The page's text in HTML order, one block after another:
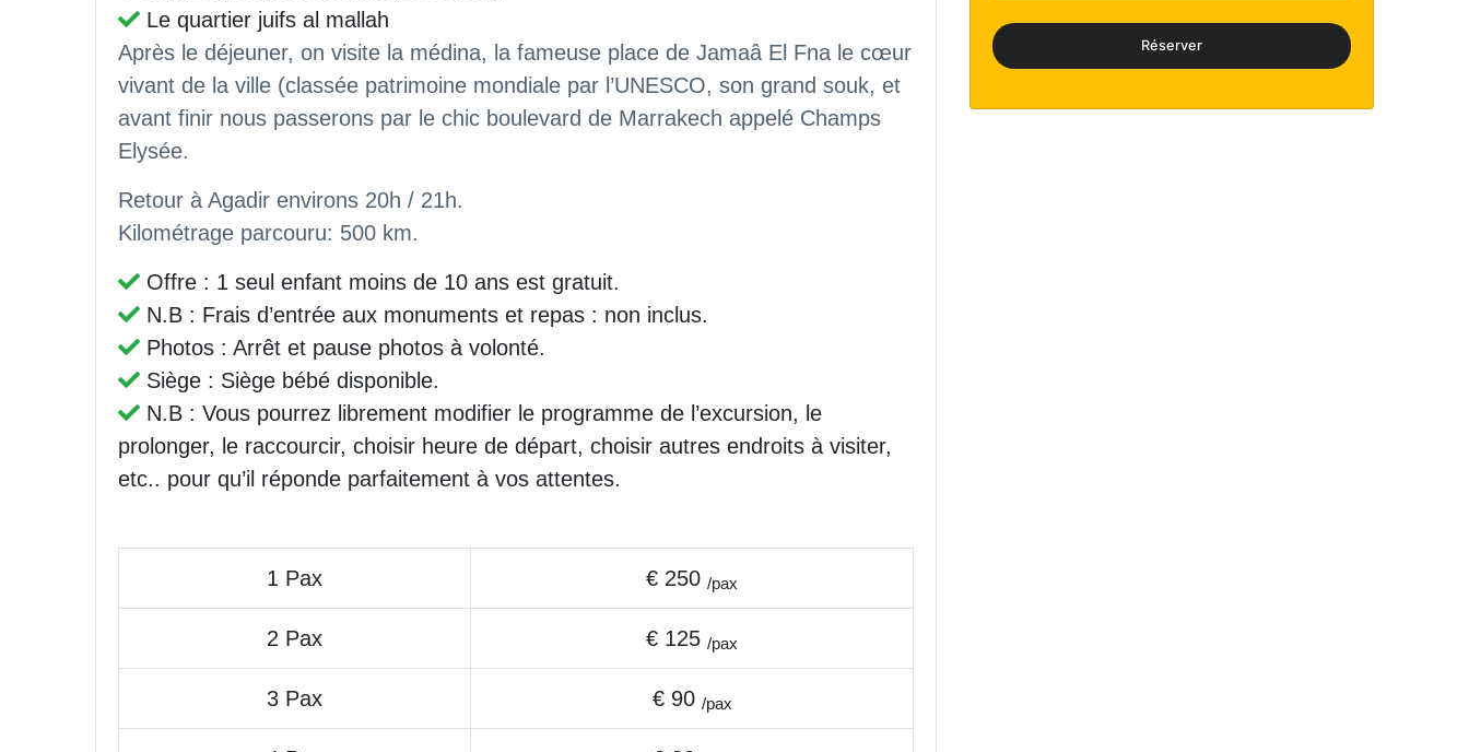
Le quartier juifs al mallah
Après le déjeuner, on visite la médina, la fameuse place de Jamaâ El Fna le cœur
vivant de la ville (classée patrimoine mondiale par l’UNESCO, son grand souk, et
avant finir nous passerons par le chic boulevard de Marrakech appelé Champs
Elysée.
Retour à Agadir environs 20h / 21h.
Kilométrage parcouru: 500 km.
Offre : 1 seul enfant moins de 10 ans est gratuit.
N.B : Frais d’entrée aux monuments et repas : non inclus.
Photos : Arrêt et pause photos à volonté.
Siège : Siège bébé disponible.
N.B : Vous pourrez librement modifier le programme de l’excursion, le
prolonger, le raccourcir, choisir heure de départ, choisir autres endroits à visiter,
etc.. pour qu’il réponde parfaitement à vos attentes.
1 Pax € 250 /pax
2 Pax € 125 /pax
3 Pax € 90 /pax
Réserver